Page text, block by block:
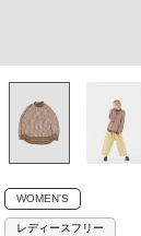
WOMEN'S
レディースフリー